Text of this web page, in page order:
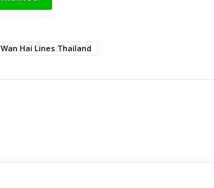
Wan Hai Lines Thailand